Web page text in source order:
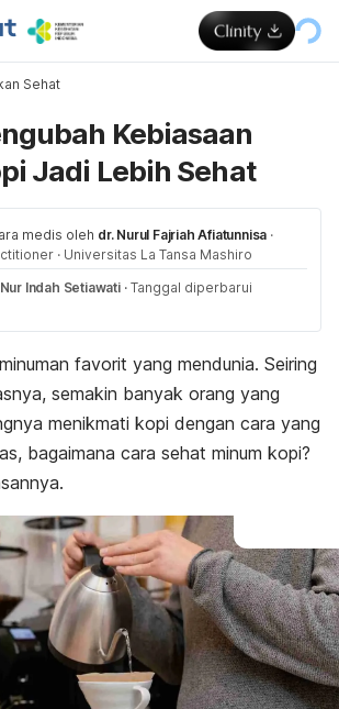
Sehat
Kebiasaan
Jadi Lebih Sehat
medis oleh dr. Nurul Fajriah Afiatunnisa ·
· Universitas La Tansa Mashiro
Indah Setiawati · Tanggal diperbarui
favorit yang mendunia. Seiring
semakin banyak orang yang
menikmati kopi dengan cara yang
bagaimana cara sehat minum kopi?